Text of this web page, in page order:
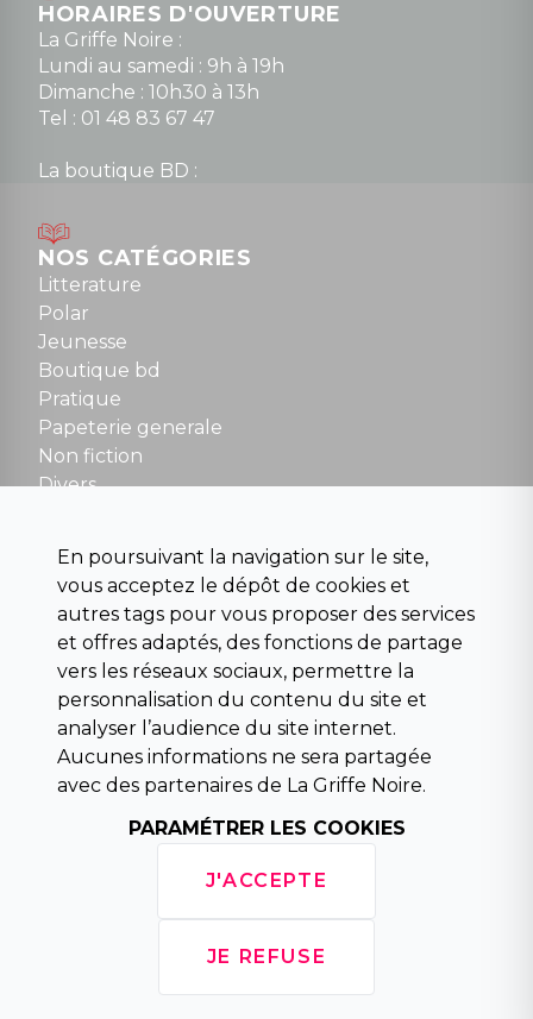
HORAIRES D'OUVERTURE
La Griffe Noire :
Lundi au samedi : 9h à 19h
Dimanche : 10h30 à 13h
Tel : 01 48 83 67 47
La boutique BD :
Mardi au samedi : 10h à 13h / 14h à 19h
Dimanche : 10h30 à 12h30
Tel : 01 48 89 13 88
NOUS CONTACTER
contact@la-griffe-noire.com
NOS CATÉGORIES
Litterature
Polar
Jeunesse
Boutique bd
Pratique
Papeterie generale
Non fiction
Divers
Para scolaire
Histoire
Pochoteque
Pleiade
INFORMATIONS
Droit de rétractation
Conditions générales de vente
Mentions légales
Horaires d'ouverture
En poursuivant la navigation sur le site,
vous acceptez le dépôt de cookies et
autres tags pour vous proposer des services
et offres adaptés, des fonctions de partage
vers les réseaux sociaux, permettre la
personnalisation du contenu du site et
analyser l’audience du site internet.
Aucunes informations ne sera partagée
avec des partenaires de La Griffe Noire.
PARAMÉTRER LES COOKIES
J'ACCEPTE
JE REFUSE